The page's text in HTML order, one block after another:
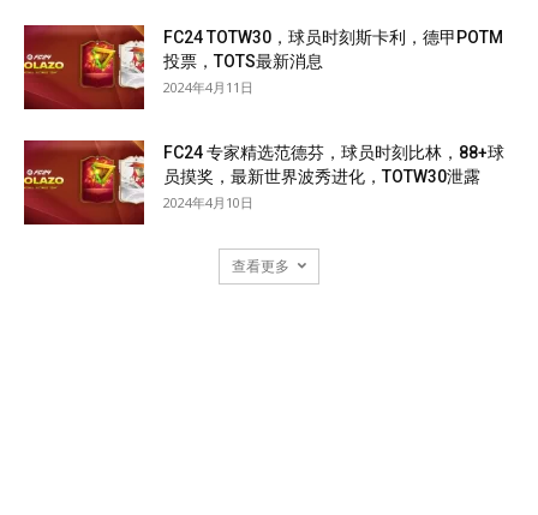
FC24 TOTW30，球员时刻斯卡利，德甲POTM
投票，TOTS最新消息
2024年4月11日
FC24 专家精选范德芬，球员时刻比林，88+球
员摸奖，最新世界波秀进化，TOTW30泄露
2024年4月10日
查看更多